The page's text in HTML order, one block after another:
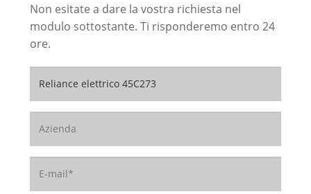
Non esitate a dare la vostra richiesta nel
modulo sottostante. Ti risponderemo entro 24
ore.